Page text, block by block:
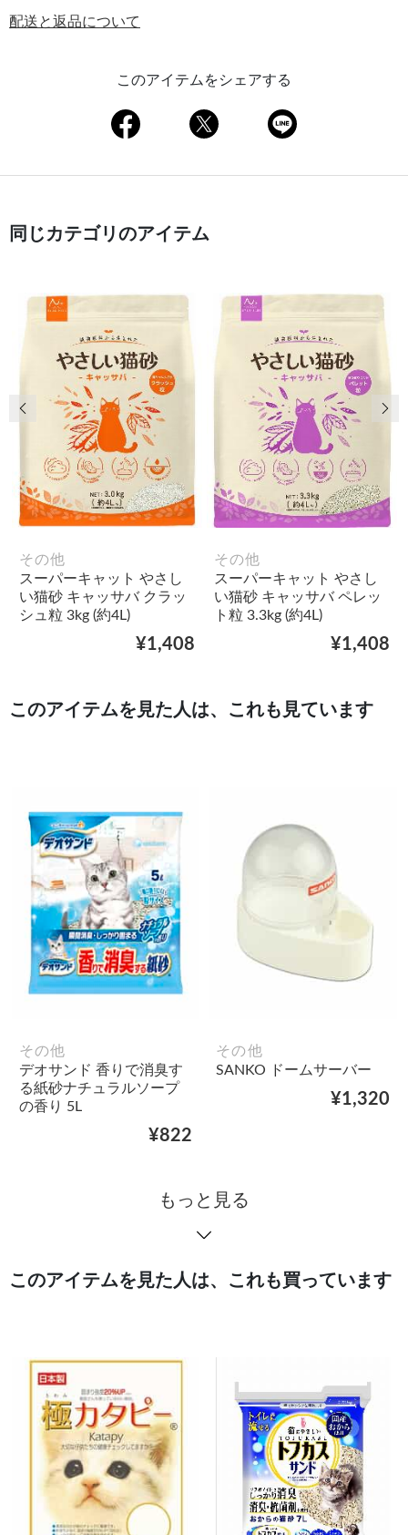
配送と返品について
このアイテムをシェアする
同じカテゴリのアイテム
その他
スーパーキャット やさし
い猫砂 キャッサバ クラッ
シュ粒 3kg (約4L)
¥1,408
その他
スーパーキャット やさし
い猫砂 キャッサバ ペレッ
ト粒 3.3kg (約4L)
¥1,408
前の画像 次
このアイテムを見た人は、これも見ています
その他
デオサンド 香りで消臭す
る紙砂ナチュラルソープ
の香り 5L
¥822
その他
SANKO ドームサーバー
¥1,320
もっと見る
このアイテムを見た人は、これも買っています